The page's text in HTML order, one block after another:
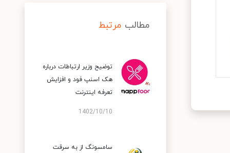
مطالب مرتبط
توضیح وزیر ارتباطات درباره
هک اسنپ‌ فود و افزایش
تعرفه اینترنت
1402/10/10
سامسونگ از به سرقت